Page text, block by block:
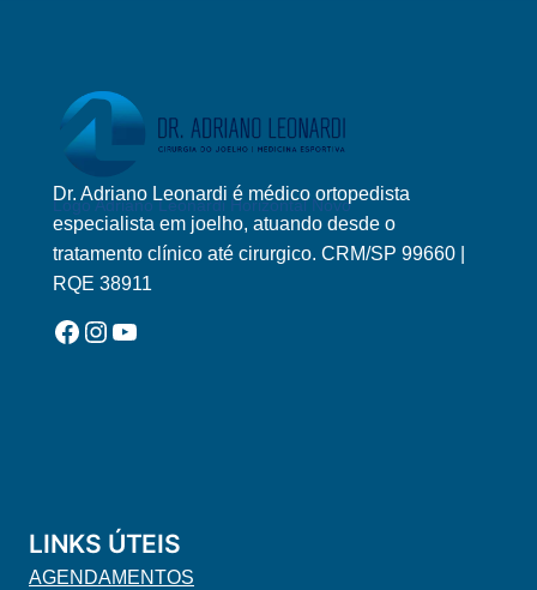
Logo Adriano Leonardi Horizontal Novo
Dr. Adriano Leonardi é médico ortopedista
especialista em joelho, atuando desde o
tratamento clínico até cirurgico. CRM/SP 99660 |
RQE 38911
Facebook
Instagram
YouTube
LINKS ÚTEIS
AGENDAMENTOS